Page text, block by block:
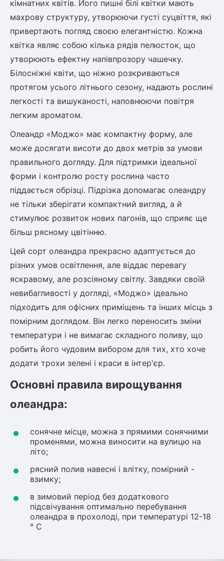
кімнатних квітів. Його пишні білі квітки мають
махрову структуру, утворюючи густі суцвіття, які
привертають погляд своєю елегантністю. Кожна
квітка являє собою кілька рядів пелюсток, що
утворюють ефектну напівпрозору чашечку.
Білосніжні квіти, що ніжно розкриваються
протягом усього літнього сезону, надають рослині
легкості та вишуканості, наповнюючи повітря
легким ароматом.
Олеандр «Моджо» має компактну форму, але
може досягати висоти до двох метрів за умови
правильного догляду. Для підтримки ідеальної
форми і контролю росту рослина часто
піддається обрізці. Підрізка допомагає олеандру
не тільки зберігати компактний вигляд, а й
стимулює розвиток нових пагонів, що сприяє ще
більш рясному цвітінню.
Цей сорт олеандра прекрасно адаптується до
різних умов освітлення, але віддає перевагу
яскравому, але розсіяному світлу. Завдяки своїй
невибагливості у догляді, «Моджо» ідеально
підходить для офісних приміщень та інших місць з
помірним доглядом. Він легко переносить зміни
температури і не вимагає складного поливу, що
робить його чудовим вибором для тих, хто хоче
додати трохи зелені і краси в інтер'єр.
Основні правила вирощування
олеандра:
сонячне місце, можна з прямими сонячними
променями, можна виносити на вулицю на
літо;
рясний полив навесні і влітку, помірний -
взимку;
в зимовий період без додаткового
підсвічування оптимально перебування
олеандра в прохолоді, при температурі 12-18
° C